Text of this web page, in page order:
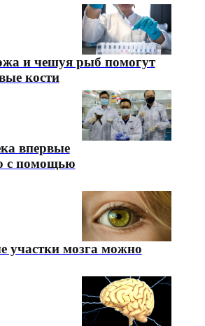
и чешуя рыб помогут
кости
впервые
с помощью
участки мозга можно